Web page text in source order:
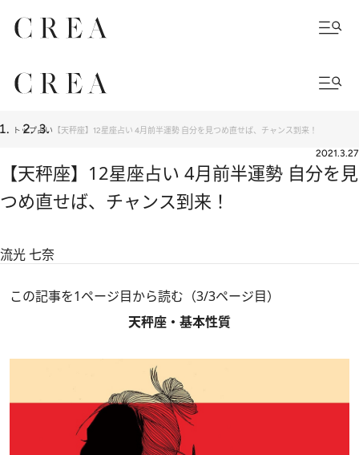
トップ占い 【天秤座】12星座占い 4月前半運勢 自分を見つめ直せば、チャンス到来！
2021.3.27
【天秤座】12星座占い 4月前半運勢 自分を見
つめ直せば、チャンス到来！
流光 七奈
この記事を1ページ目から読む（3/3ページ目）
天秤座・基本性質